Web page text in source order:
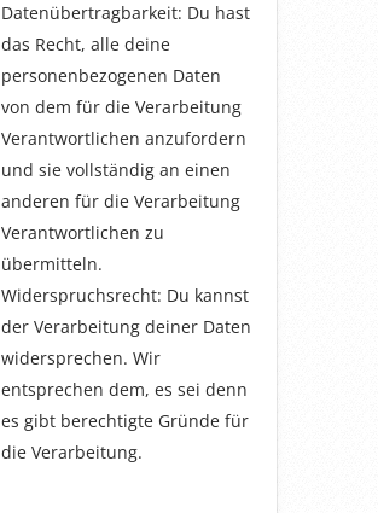
Datenübertragbarkeit: Du hast
das Recht, alle deine
personenbezogenen Daten
von dem für die Verarbeitung
Verantwortlichen anzufordern
und sie vollständig an einen
anderen für die Verarbeitung
Verantwortlichen zu
übermitteln.
Widerspruchsrecht: Du kannst
der Verarbeitung deiner Daten
widersprechen. Wir
entsprechen dem, es sei denn
es gibt berechtigte Gründe für
die Verarbeitung.